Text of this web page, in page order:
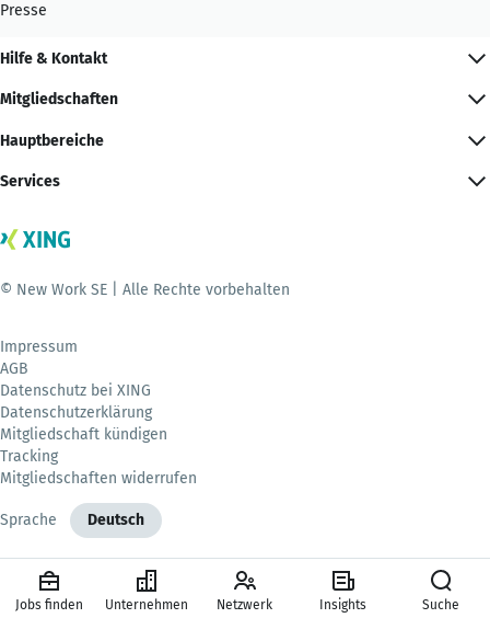
Presse
Hilfe & Kontakt
Mitgliedschaften
Hauptbereiche
Services
© New Work SE | Alle Rechte vorbehalten
Impressum
AGB
Datenschutz bei XING
Datenschutzerklärung
Mitgliedschaft kündigen
Tracking
Mitgliedschaften widerrufen
Sprache Deutsch
Jobs finden Unternehmen Netzwerk Insights Suche